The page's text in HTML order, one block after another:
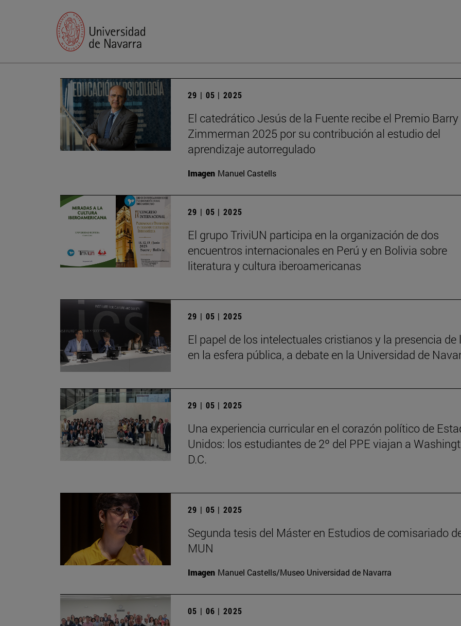
29 | 05 | 2025
El catedrático Jesús de la Fuente recibe el Premio
Zimmerman 2025 por su contribución al estudio del
aprendizaje autorregulado
Imagen Manuel Castells
29 | 05 | 2025
El grupo TriviUN participa en la organización de dos
encuentros internacionales en Perú y en Bolivia sobre
literatura y cultura iberoamericanas
29 | 05 | 2025
El papel de los intelectuales cristianos y la presencia de
en la esfera pública, a debate en la Universidad de
29 | 05 | 2025
Una experiencia curricular en el corazón político de
Unidos: los estudiantes de 2º del PPE viajan a
D.C.
29 | 05 | 2025
Segunda tesis del Máster en Estudios de comisariado
MUN
Imagen Manuel Castells/Museo Universidad de Navarra
05 | 06 | 2025